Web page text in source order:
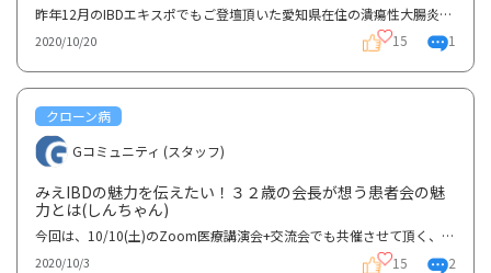
昨年12月のIBDエキスポでもご登壇頂いた愛知県在住の潰瘍性大腸炎患者Souさんのインタビュー内容を前編...
2020/10/20 15 1
クローン病
Gコミュニティ (スタッフ)
みえIBDの魅力を伝えたい！３２歳の会長が想う患者会の魅
力とは(しんちゃん)
今回は、10/10(土)のZoom医療講演会+交流会でも共催させて頂く、みえIBD会長のしんちゃんにインタビュー...
2020/10/3 15 2